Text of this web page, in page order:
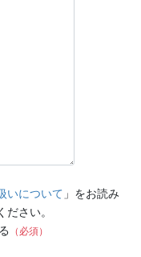
いについて 」をお読み
さい。
（必須）